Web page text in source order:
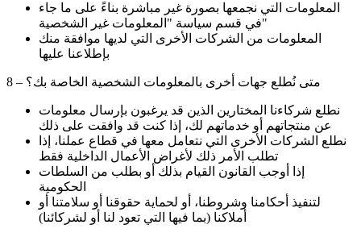
المعلومات التي نجمعها بصورة غير مباشرة بناءً على ما جاء
في قسم سياسة "المعلومات غير الشخصية"
المعلومات من الشركات الأخرى التي لديها موافقة منك
نطلع شركاءنا المختارين الذين قد يرغبون بإرسال معلومات
نطلع الشركات الأخرى التي نتعامل معها في قطاع عملنا، إذا
تطلب الأمر ذلك لأغراض الأعمال الداخلية فقط
إذا أوجب القانون القيام بذلك أو بطلب من السلطات
الحكومية
لتنفيذ أحكامنا وشروطنا، أو لحماية حقوقنا أو سلامتنا أو
أملاكنا (بما فيها التي تعود لنا أو لشركائنا)